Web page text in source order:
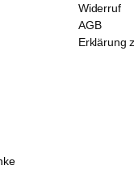
Widerruf
AGB
Erklärung